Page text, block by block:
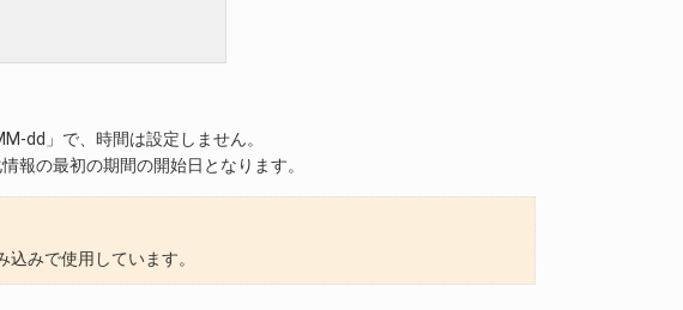
dd」で、時間は設定しません。
報の最初の期間の開始日となります。
みで使用しています。